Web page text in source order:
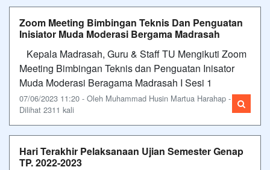
Zoom Meeting Bimbingan Teknis Dan Penguatan
Inisiator Muda Moderasi Bergama Madrasah
Kepala Madrasah, Guru & Staff TU Mengikuti Zoom
Meeting Bimbingan Teknis dan Penguatan Inisator
Muda Moderasi Beragama Madrasah I Sesi 1
07/06/2023 11:20 - Oleh Muhammad Husin Martua Harahap -
Dilihat 2311 kali
Hari Terakhir Pelaksanaan Ujian Semester Genap
TP. 2022-2023